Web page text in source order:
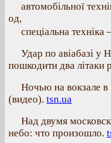
автомобільної
од,
спеціальна
Удар по авіабазі у
пошкодити два літаки
Ночью на вокзале
(видео). tsn.ua
Над двумя
небо: что произошло.